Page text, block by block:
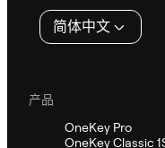
简体中文
产品
OneKey Pro
OneKey Classic